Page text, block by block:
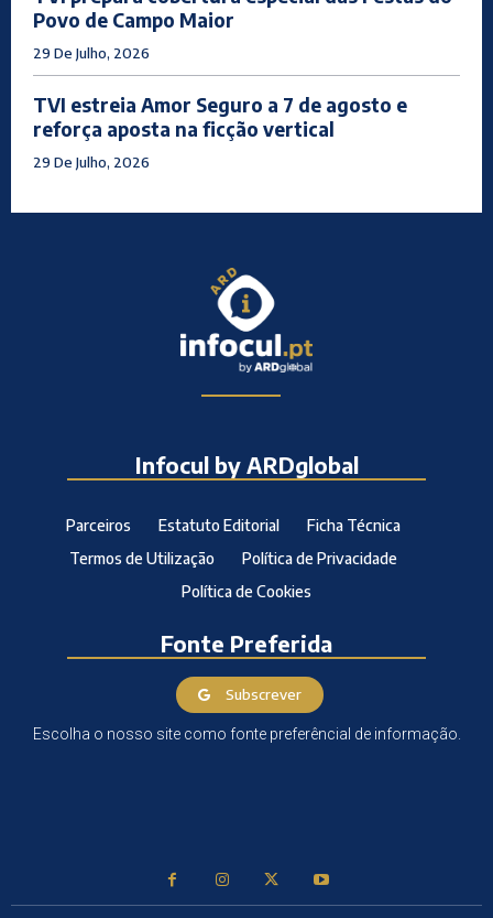
Povo de Campo Maior
29 De Julho, 2026
TVI estreia Amor Seguro a 7 de agosto e
reforça aposta na ficção vertical
29 De Julho, 2026
Infocul by ARDglobal
Parceiros Estatuto Editorial
Ficha Técnica
Termos de Utilização
Política de Privacidade
Política de Cookies
Fonte Preferida
Subscrever
Escolha o nosso site como fonte preferêncial de informação.